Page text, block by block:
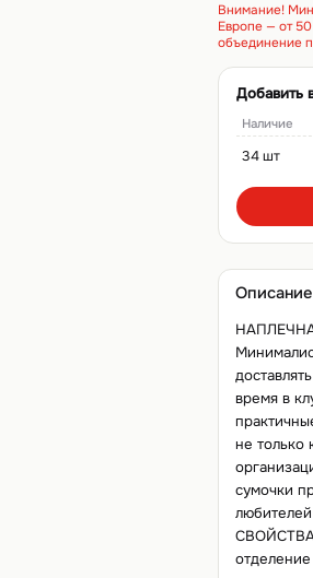
Внимание!
Европе — от
объединение
Добавить
Наличие
34 шт
Описание
время в
не только
сумочки
СВОЙСТВА: